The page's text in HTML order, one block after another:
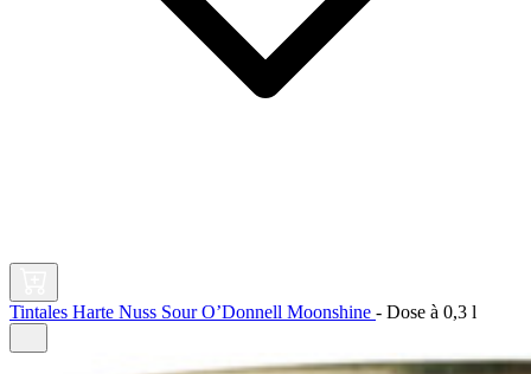
Tintales Harte Nuss Sour O’Donnell Moonshine - Dose à 0,3 l